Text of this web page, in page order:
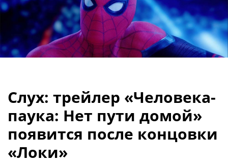
Слух: трейлер «Человека-
паука: Нет пути домой»
появится после концовки
«Локи»